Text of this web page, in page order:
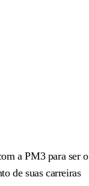
a PM3 para ser o
de suas carreiras